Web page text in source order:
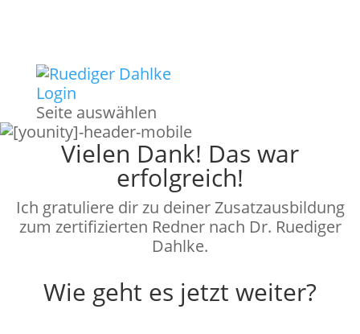
Login
Seite auswählen
Vielen Dank! Das war
erfolgreich!
Ich gratuliere dir zu deiner Zusatzausbildung
zum zertifizierten Redner nach Dr. Ruediger
Dahlke.
Wie geht es jetzt weiter?